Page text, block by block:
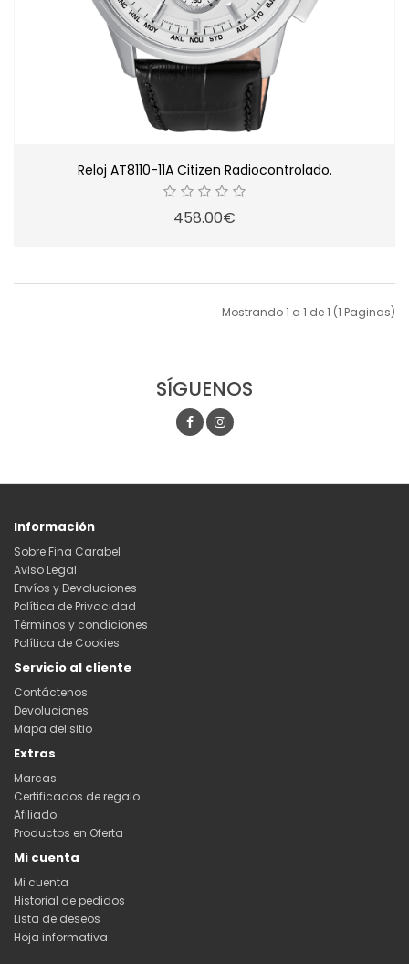
Reloj AT8110-11A Citizen Radiocontrolado.
458.00€
Mostrando 1 a 1 de 1 (1 Paginas)
SÍGUENOS
Información
Sobre Fina Carabel
Aviso Legal
Envíos y Devoluciones
Política de Privacidad
Términos y condiciones
Política de Cookies
Servicio al cliente
Contáctenos
Devoluciones
Mapa del sitio
Extras
Marcas
Certificados de regalo
Afiliado
Productos en Oferta
Mi cuenta
Mi cuenta
Historial de pedidos
Lista de deseos
Hoja informativa